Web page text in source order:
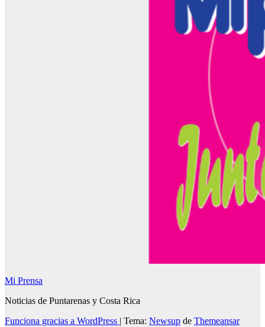
Mi Prensa
Noticias de Puntarenas y Costa Rica
Funciona gracias a WordPress | Tema: Newsup de Themeansar